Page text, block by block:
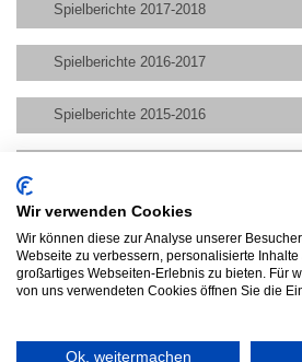
Spielberichte 2017-2018
Spielberichte 2016-2017
Spielberichte 2015-2016
Spielberichte 2013-2014
Spielberichte 2012-2013
Wir verwenden Cookies
Wir können diese zur Analyse unserer
Webseite zu verbessern, personalisierte
großartiges Webseiten-Erlebnis zu bieten. Für
von uns verwendeten Cookies öffnen Sie die
Ok, weitermachen